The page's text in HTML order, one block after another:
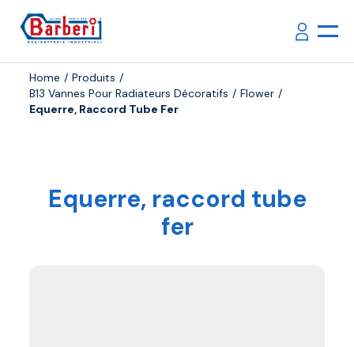
Home
Produits
B13 Vannes Pour Radiateurs Décoratifs
Flower
Equerre, Raccord Tube Fer
Equerre, raccord tube
fer